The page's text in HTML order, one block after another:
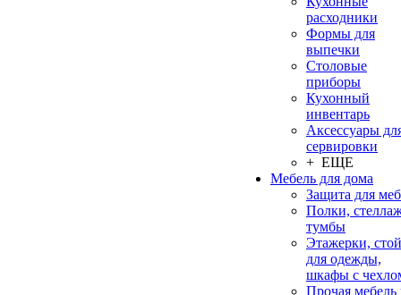
расходники
Формы для
выпечки
Столовые
приборы
Кухонный
инвентарь
Аксессуары
сервировки
+ ЕЩЕ
Мебель для дома
Защита для
Полки,
тумбы
Этажерки,
для одежды,
шкафы с
Прочая мебель